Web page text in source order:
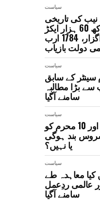
سیاست
نیب کی تاریخی
کارروائی، 12 لاکھ 60 ہزار ایکڑ
سرکاری اراضی واگزار، 1784 ارب
دولت بازیاب
سیاست
سینٹر کے سابق
سے بڑا مطالبہ
سامنے آگیا
سیاست
خیبر پختونخوا میں 9 اور 10 محرم کو
سروس بند ہوگی
یا نہیں؟
سیاست
کیا معاہدہ طے
عالمی ردِعمل
سامنے آگیا